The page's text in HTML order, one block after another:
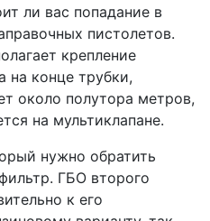
ли вас попадание в
пистолетов.
крепление
на конце трубки,
около полутора метров,
на мультиклапане.
нужно обратить
ГБО второго
к его